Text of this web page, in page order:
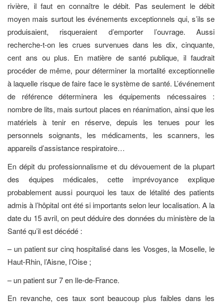
rivière, il faut en connaître le débit. Pas seulement le débit
moyen mais surtout les événements exceptionnels qui, s’ils se
produisaient, risqueraient d’emporter l’ouvrage. Aussi
recherche-t-on les crues survenues dans les dix, cinquante,
cent ans ou plus. En matière de santé publique, il faudrait
procéder de même, pour déterminer la mortalité exceptionnelle
à laquelle risque de faire face le système de santé. L’événement
de référence déterminera les équipements nécessaires :
nombre de lits, mais surtout places en réanimation, ainsi que les
matériels à tenir en réserve, depuis les tenues pour les
personnels soignants, les médicaments, les scanners, les
appareils d’assistance respiratoire…
En dépit du professionnalisme et du dévouement de la plupart
des équipes médicales, cette imprévoyance explique
probablement aussi pourquoi les taux de létalité des patients
admis à l’hôpital ont été si importants selon leur localisation. A la
date du 15 avril, on peut déduire des données du ministère de la
Santé qu’il est décédé :
– un patient sur cinq hospitalisé dans les Vosges, la Moselle, le
Haut-Rhin, l’Aisne, l’Oise ;
– un patient sur 7 en Ile-de-France.
En revanche, ces taux sont beaucoup plus faibles dans les